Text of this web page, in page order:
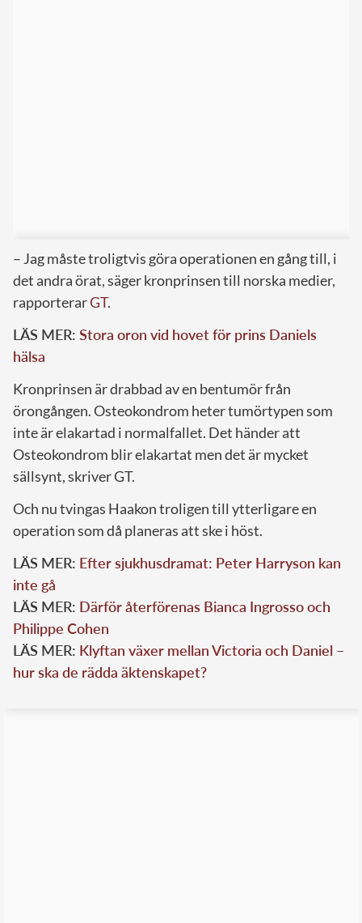
– Jag måste troligtvis göra operationen en gång till, i
det andra örat, säger kronprinsen till norska medier,
rapporterarGT.
LÄS MER: Stora oron vid hovet för prins Daniels
hälsa
Kronprinsen är drabbad av en bentumör från
örongången. Osteokondrom heter tumörtypen som
inte är elakartad i normalfallet. Det händer att
Osteokondrom blir elakartat men det är mycket
sällsynt, skriver GT.
Och nu tvingas Haakon troligen till ytterligare en
operation som då planeras att ske i höst.
LÄS MER: Efter sjukhusdramat: Peter Harryson kan
inte gå
LÄS MER: Därför återförenas Bianca Ingrosso och
Philippe Cohen
LÄS MER: Klyftan växer mellan Victoria och Daniel –
hur ska de rädda äktenskapet?